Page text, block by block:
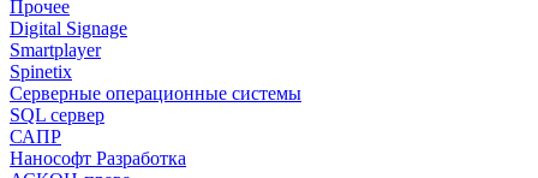
Прочее
Digital Signage
Smartplayer
Spinetix
Серверные операционные системы
SQL сервер
САПР
Нанософт Разработка